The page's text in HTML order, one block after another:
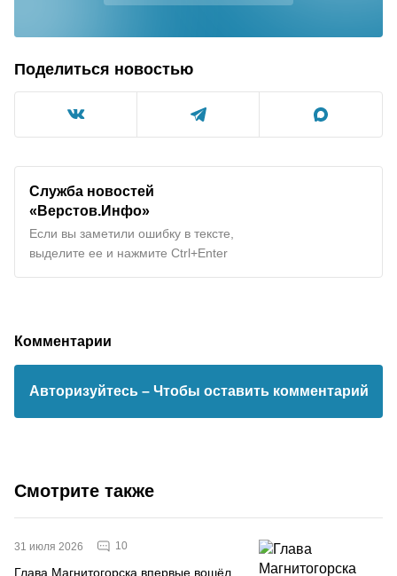
Поделиться новостью
Служба новостей
«Верстов.Инфо»
Если вы заметили ошибку в тексте,
выделите ее и нажмите Ctrl+Enter
Комментарии
Авторизуйтесь – Чтобы оставить комментарий
Смотрите также
31 июля 2026 10
Глава Магнитогорска впервые вошёл